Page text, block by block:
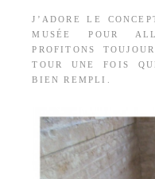
J’ADORE LE
MUSÉE POUR
PROFITONS
TOUR UNE FOIS
BIEN REMPLI.